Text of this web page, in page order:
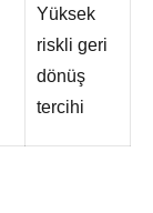
Yüksek
riskli geri
dönüş
tercihi